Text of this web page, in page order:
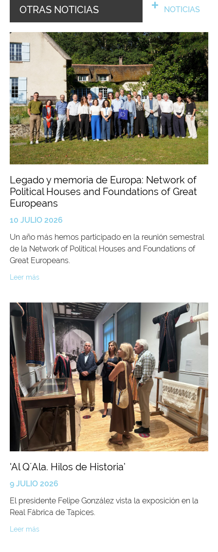
OTRAS NOTICIAS NOTICIAS
Legado y memoria de Europa: Network of
Political Houses and Foundations of Great
Europeans
10 JULIO 2026
Un año más hemos participado en la reunión semestral
de la Network of Political Houses and Foundations of
Great Europeans.
Leer más
'Al Q´Ala. Hilos de Historia’
9 JULIO 2026
El presidente Felipe González vista la exposición en la
Real Fábrica de Tapices.
Leer más